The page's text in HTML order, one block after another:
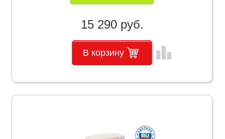
15 290 руб.
В корзину leaderboard